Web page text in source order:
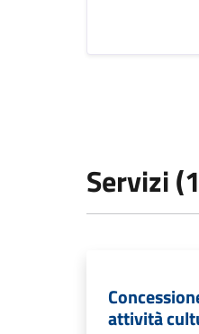
Servizi
attività